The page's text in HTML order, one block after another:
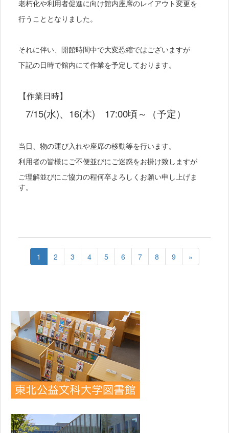
老朽化や利用者促進に向け館内座席のレイアウト変更を
行うこととなりました。
それに伴い、開館時間中で大変恐縮ではございますが
下記の日時で館内にて作業を予定しております。
【作業日時】
7/15(水)、16(木) 17:00頃～（予定）
当日、物の運び入れや座席の移動等を行います。
利用者の皆様にご不便並びにご迷惑をお掛け致しますが
ご理解並びにご協力の程何卒よろしくお願い申し上げま
す。
1 2 3 4 5 6 7 8 9 »